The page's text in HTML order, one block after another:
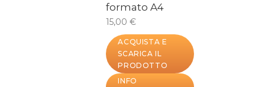
formato A4
15,00 €
ACQUISTA E
SCARICA IL
PRODOTTO
INFO